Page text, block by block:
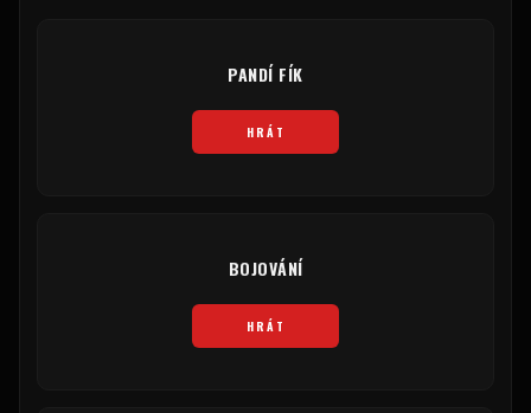
PANDÍ FÍK
HRÁT
BOJOVÁNÍ
HRÁT